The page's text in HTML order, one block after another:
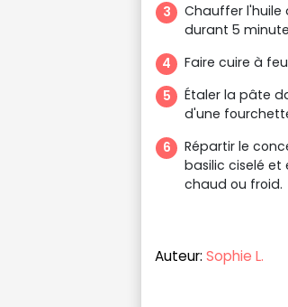
Chauffer l'huile
durant 5
Faire cuire à
Étaler la pâte
d'une
Répartir le
basilic ciselé et
chaud ou froid.
Auteur: Sophie L.